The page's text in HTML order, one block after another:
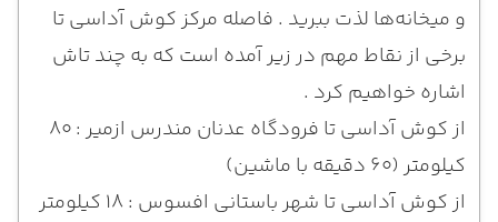
و میخانه‌ها لذت ببرید . فاصله مرکز کوش آداسی تا
برخی از نقاط مهم در زیر آمده است که به چند تاش
اشاره خواهیم کرد .
از کوش آداسی تا فرودگاه عدنان مندرس ازمیر : 80
کیلومتر (60 دقیقه با ماشین)
از کوش آداسی تا شهر باستانی افسوس : ۱۸ کیلومتر